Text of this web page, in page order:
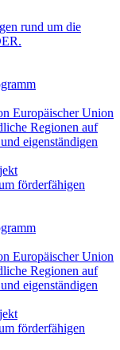
rund um die
Europäischer Union
Regionen auf
eigenständigen
förderfähigen
Europäischer Union
Regionen auf
eigenständigen
förderfähigen